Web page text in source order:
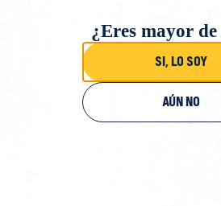
¿Eres mayor de
Si, lo soy
Aún no